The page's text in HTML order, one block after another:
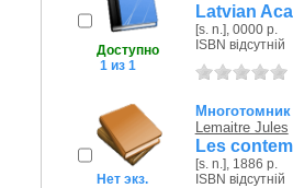
Доступно
1 из 1
Latvian
[s. n.], 0000 р.
ISBN відсутній
Нет экз.
Многотомник
Lemaitre Jules
Les
[s. n.], 1886 р.
ISBN відсутній